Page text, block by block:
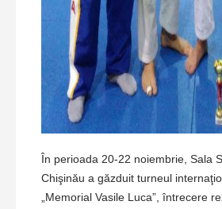
În perioada 20-22 noiembrie, Sala
Chişinău a găzduit turneul
„Memorial Vasile Luca”, întrecere